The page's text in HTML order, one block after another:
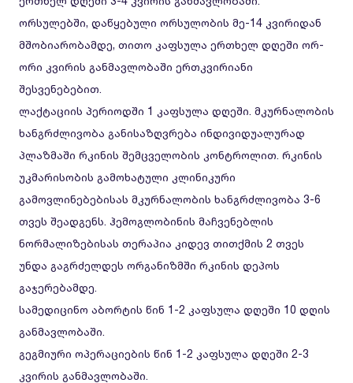
ორსულებში, დაწყებული ორსულობის მე-14 კვირიდან
მშობიარობამდე, თითო კაფსულა ერთხელ დღეში ორ-
ორი კვირის განმავლობაში ერთკვირიანი
შესვენებებით.
ლაქტაციის პერიოდში 1 კაფსულა დღეში. მკურნალობის
ხანგრძლივობა განისაზღვრება ინდივიდუალურად
პლაზმაში რკინის შემცველობის კონტროლით. რკინის
უკმარისობის გამოხატული კლინიკური
გამოვლინებებისას მკურნალობის ხანგრძლივობა 3-6
თვეს შეადგენს. ჰემოგლობინის მაჩვენებლის
ნორმალიზებისას თერაპია კიდევ თითქმის 2 თვეს
უნდა გაგრძელდეს ორგანიზმში რკინის დეპოს
გაჯერებამდე.
სამედიცინო აბორტის წინ 1-2 კაფსულა დღეში 10 დღის
განმავლობაში.
გეგმიური ოპერაციების წინ 1-2 კაფსულა დღეში 2-3
კვირის განმავლობაში.